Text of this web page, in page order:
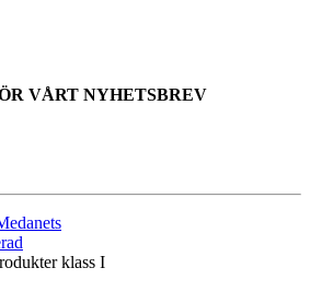
VÅRT NYHETSBREV
klass I